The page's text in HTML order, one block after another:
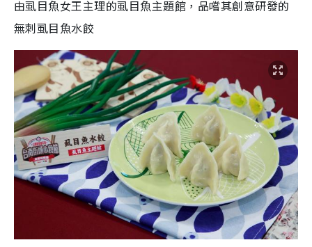
由虱目魚女王主理的虱目魚主題館，品嚐其創意研發的
無刺虱目魚水餃